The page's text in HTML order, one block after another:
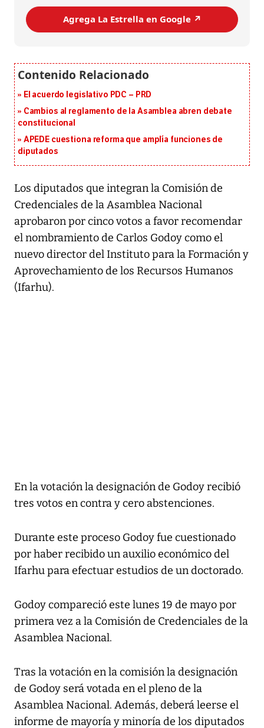
Agrega La Estrella en Google ↗️
El acuerdo legislativo PDC – PRD
Cambios al reglamento de la Asamblea abren debate
constitucional
APEDE cuestiona reforma que amplía funciones de
diputados
Los diputados que integran la Comisión de
Credenciales de la Asamblea Nacional
aprobaron por cinco votos a favor recomendar
el nombramiento de Carlos Godoy como el
nuevo director del Instituto para la Formación y
Aprovechamiento de los Recursos Humanos
(Ifarhu).
En la votación la designación de Godoy recibió
tres votos en contra y cero abstenciones.
Durante este proceso Godoy fue cuestionado
por haber recibido un auxilio económico del
Ifarhu para efectuar estudios de un doctorado.
Godoy compareció este lunes 19 de mayo por
primera vez a la Comisión de Credenciales de la
Asamblea Nacional.
Tras la votación en la comisión la designación
de Godoy será votada en el pleno de la
Asamblea Nacional. Además, deberá leerse el
informe de mayoría y minoría de los diputados